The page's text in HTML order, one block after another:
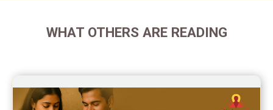
Future Book Reviews
Yoga Predictions Reviews
Rahu Ketu Transit Predictions Reviews
on a happy  and satisfied note.. Hope
WHAT OTHERS ARE READING